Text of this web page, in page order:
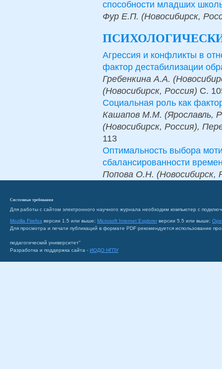
способности младших
Фур Е.П. (Новосибирск,
Агрессия и конфликты в
фактор дестабилизации
Гребенкина А.А.
(Новосибирск, Россия) С.
Социальная роль как
Кашапов М.М. (Ярославль,
(Новосибирск, Россия),
113
Оптимальность выбора
сбалансированности
Попова О.Н. (Новосибирск,
Системные требования
Для работы с сайтом электронного научного журнала необходим компьютер с
Mozilla Firefox версии 1.5 или выше; Microsoft Internet Explorer версии 5.5 или выше;
Для просмотра и печати публикаций в формате PDF рекомендуется использование
педагогический университет"
Разработка и поддержка сайта - ИОДО НГПУ